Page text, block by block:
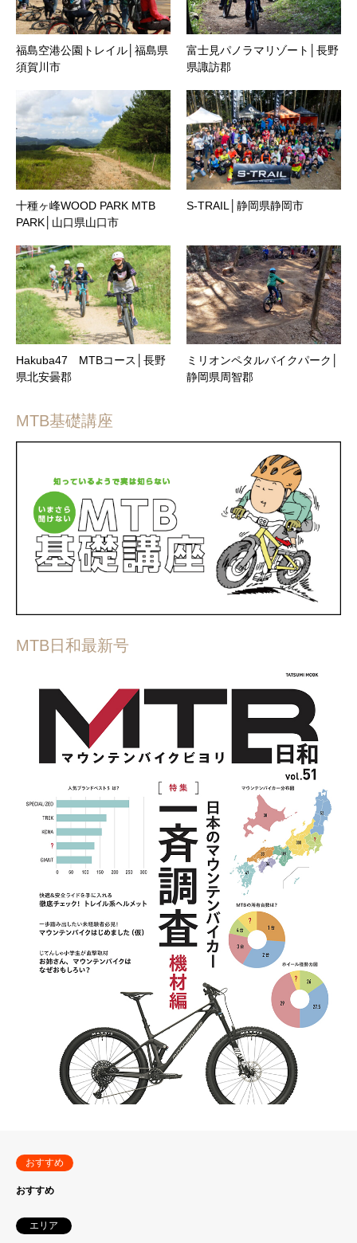
福島空港公園トレイル│福島県
須賀川市
富士見パノラマリゾート│長野
県諏訪郡
十種ヶ峰WOOD PARK MTB
PARK│山口県山口市
S-TRAIL│静岡県静岡市
Hakuba47 MTBコース│長野
県北安曇郡
ミリオンペタルバイクパーク│
静岡県周智郡
MTB基礎講座
MTB日和最新号
おすすめ
おすすめ
エリア